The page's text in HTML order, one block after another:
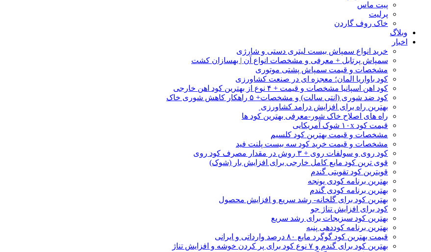
پیت ماس
پرلیت
خاک روف گاردن
وبلاگ
اخبار
خرید انواع سمپاش بیست لیتری دستی و شارژی
سمپاش پرتابل + معرفی و مشخصات انواع آن | بهسازان کشت
مشخصات و قیمت سمپاش پشتی موتوری
کود باواریا المان؛ معجزه ای در صنعت کشاورزی
کود اهن اسپانیا مشخصات و قیمت + ۴ نوع از بهترین کود اهن خارجی
کود ضد شوری (انتی سالت) و مشخصات+ ۵ راهکار کاهش شوری خاک
بهترین راه برای افزایش درامد کشاورزی
راه های اصلاح خاک شور-معرفی بهترین کود ها
قیمت کود ۱۰x شوک آمریکایی
مشخصات و قیمت بهترین کود کلسیم
مشخصات و قیمت خرید کود سه بیست پلنت فید
کود روی و سولفات روی + ۳ روش در مقدار مصرف کود روی
قوی ترین کود مایع کامل خارجی برای افزایش بار (شوک)
قویترین کود تقویتی گندم
بهترین برنامه کودی یونجه
بهترین برنامه کودی گندم
بهترین کود برای گلخانه- رشد سریع و افزایش محصول
کود برای افزایش تناژ جو
بهترین کود سبزیجات برای رشد سریع
بهترین برنامه کوددهی پنبه
قیمت بهترین کود گوگرد مایع ۸۰ درصد وارداتی و ایرانی
بهترین کود برای گندم و ۷ نوع کود برای پر کردن خوشه و افزایش تناژ